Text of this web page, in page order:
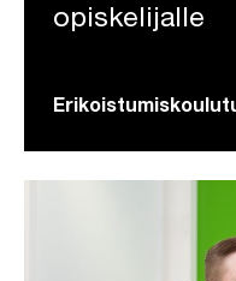
opiskelijalle